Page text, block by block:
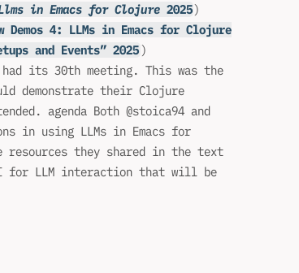
in Emacs for Clojure2025)
4: LLMs in Emacs for Clojure
and Events” 2025)
its 30th meeting. This was the
demonstrate their Clojure
agenda Both @stoica94 and
in using LLMs in Emacs for
resources they shared in the text
for LLM interaction that will be